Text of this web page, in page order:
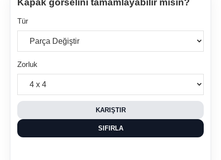
Kapak görselini tamamlayabilir misin?
Tür
Zorluk
KARIŞTIR
SIFIRLA